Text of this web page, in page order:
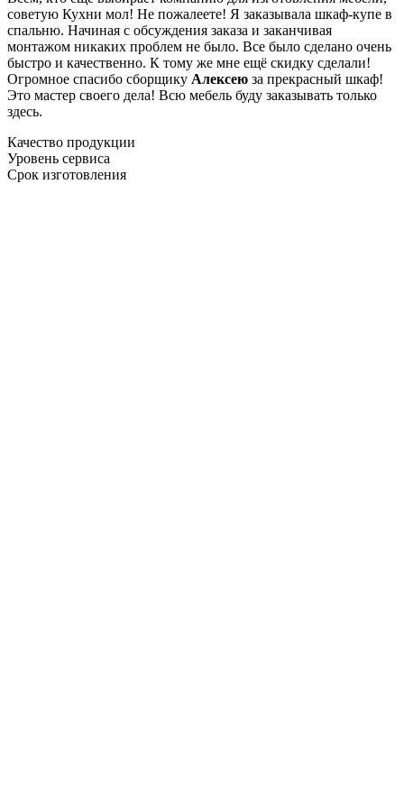
советую Кухни мол! Не пожалеете! Я заказывала шкаф-купе в
спальню. Начиная с обсуждения заказа и заканчивая
монтажом никаких проблем не было. Все было сделано очень
быстро и качественно. К тому же мне ещё скидку сделали!
Огромное спасибо сборщику Алексею за прекрасный шкаф!
Это мастер своего дела! Всю мебель буду заказывать только
здесь.
Качество продукции
Уровень сервиса
Срок изготовления